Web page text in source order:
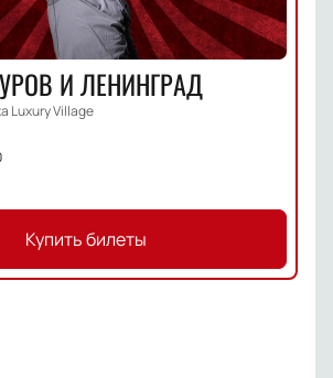
И ЛЕНИНГРАД
Luxury Village
Купить билеты